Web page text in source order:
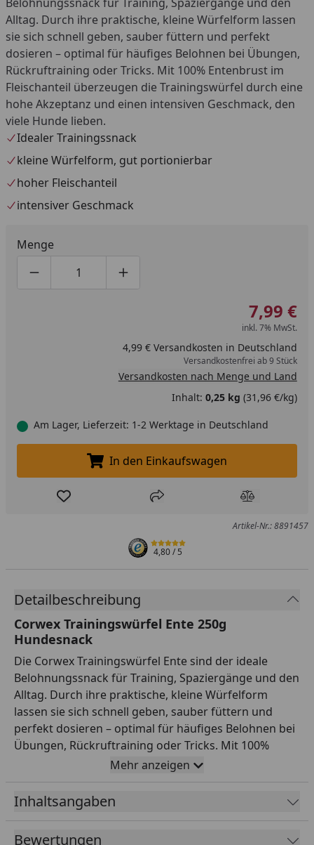
Alltag. Durch ihre praktische, kleine Würfelform lassen
sie sich schnell geben, sauber füttern und perfekt
dosieren – optimal für häufiges Belohnen bei Übungen,
Rückruftraining oder Tricks. Mit 100% Entenbrust im
Fleischanteil überzeugen die Trainingswürfel durch eine
hohe Akzeptanz und einen intensiven Geschmack, den
viele Hunde lieben.
Idealer Trainingssnack
kleine Würfelform, gut portionierbar
hoher Fleischanteil
intensiver Geschmack
Menge
Produktmenge um eins verringern
Produktmenge manuell eingeben
Produktmenge um eins erhöhen
7,99 €
inkl. 7% MwSt.
4,99 € Versandkosten in Deutschland
Versandkostenfrei ab 9 Stück
Versandkosten nach Menge und Land
Inhalt: 0,25 kg (31,96 €/kg)
Am Lager, Lieferzeit: 1-2 Werktage in Deutschland
In den Einkaufswagen legen
In den Einkaufswagen
Produkt zur Wunschliste hinzufügen
Teilen Produkt
Artikel-Nr.: 8891457
4,80/ 5
Detailbeschreibung
Corwex Trainingswürfel Ente 250g
Hundesnack
Die Corwex Trainingswürfel Ente sind der ideale
Belohnungssnack für Training, Spaziergänge und den
Alltag. Durch ihre praktische, kleine Würfelform
lassen sie sich schnell geben, sauber füttern und
perfekt dosieren – optimal für häufiges Belohnen bei
Übungen, Rückruftraining oder Tricks. Mit 100%
Entenbrust im Fleischanteil überzeugen die
Trainingswürfel durch eine hohe Akzeptanz und
einen intensiven Geschmack, den viele Hunde lieben.
Die Rezeptur ist getreidefrei und fettarm und eignet
Mehr anzeigen
Inhaltsangaben
Bewertungen